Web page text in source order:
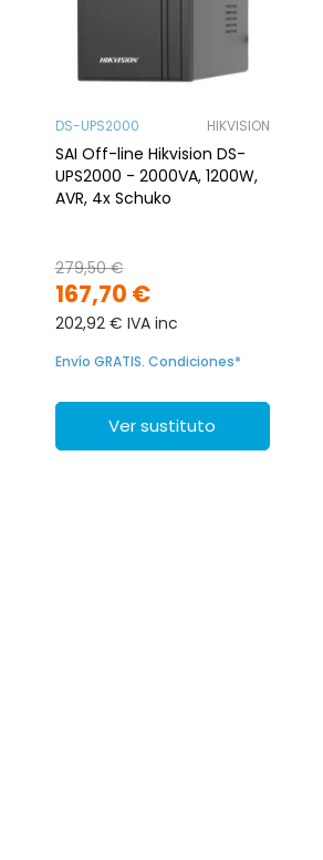
DS-UPS2000 HIKVISION
SAI Off-line Hikvision DS-
UPS2000 - 2000VA, 1200W,
AVR, 4x Schuko
167,70 €
279,50 €
202,92 € IVA inc
Envío GRATIS. Condiciones*
Ver sustituto